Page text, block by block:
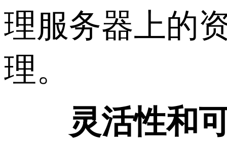
理服务器上的
理。
灵活性和